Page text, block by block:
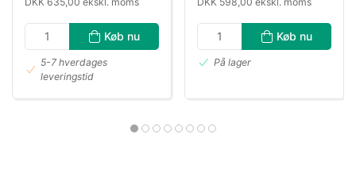
Køb nu
5-7 hverdages
leveringstid
Køb nu
På lager